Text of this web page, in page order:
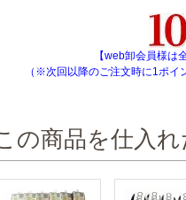
【web卸会員様は
（※次回以降のご注文時に1ポイ
の商品を仕入